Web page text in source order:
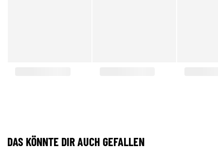
DAS KÖNNTE DIR AUCH GEFALLEN